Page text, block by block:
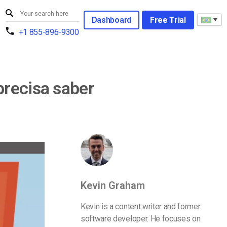
+1 855-896-9300
Dashboard Free Trial
saber
Kevin Graham
Kevin is a content writer and former
software developer. He focuses on